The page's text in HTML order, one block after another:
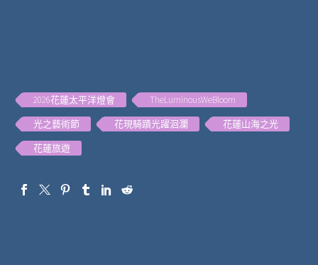
2026花蓮太平洋燈會
TheLuminousWeBloom
光之藝術節
花現騎蹟光躍洄瀾
花蓮山海之光
花蓮旅遊